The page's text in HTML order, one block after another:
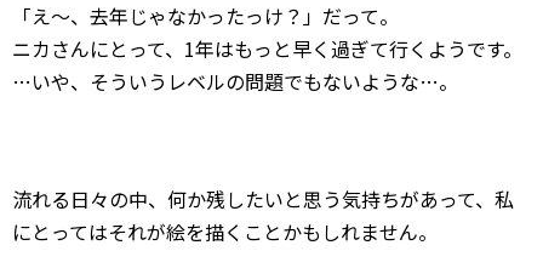
「え〜、去年じゃなかったっけ？」だって。
ニカさんにとって、1年はもっと早く過ぎて行くようです。
…いや、そういうレベルの問題でもないような…。
流れる日々の中、何か残したいと思う気持ちがあって、私
にとってはそれが絵を描くことかもしれません。